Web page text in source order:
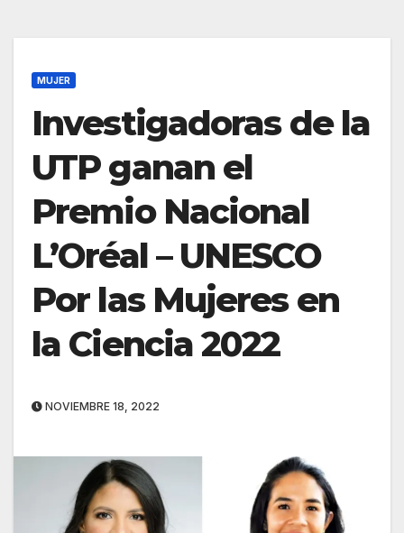
MUJER
Investigadoras de la
UTP ganan el
Premio Nacional
L’Oréal – UNESCO
Por las Mujeres en
la Ciencia 2022
NOVIEMBRE 18, 2022